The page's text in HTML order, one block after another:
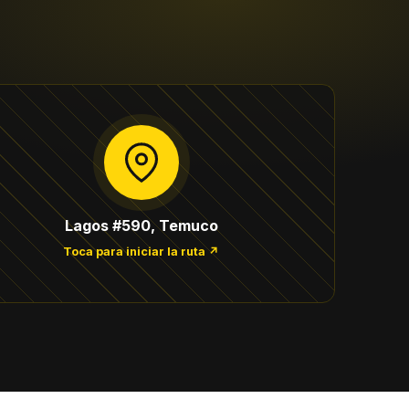
Lagos #590, Temuco
Toca para iniciar la ruta ↗